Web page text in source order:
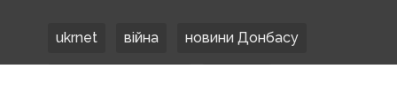
ukrnet війна новини Донбасу